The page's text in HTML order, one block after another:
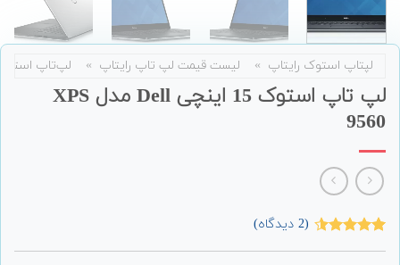
لپتاپ استوک رایتاپ » لیست قیمت لپ تاپ رایتاپ » لپ‌تاپ
لپ تاپ استوک 15 اینچی Dell مدل XPS
9560
(
2دیدگاه)